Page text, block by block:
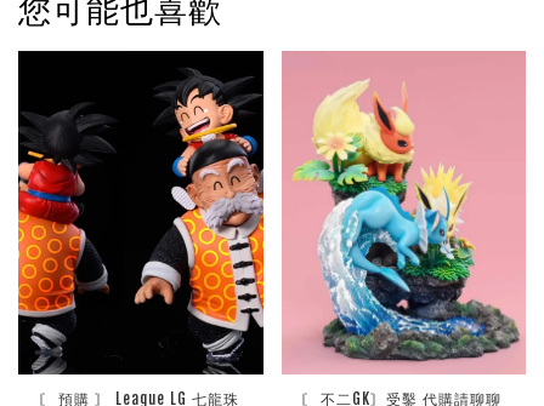
您可能也喜歡
〘 預購 〙 League LG 七龍珠
〘 不二GK〙受鑿 代購請聊聊